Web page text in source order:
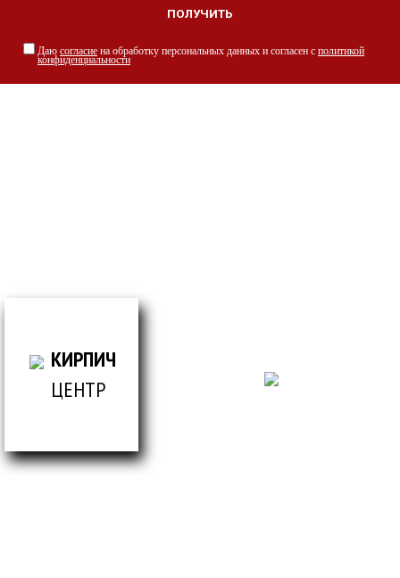
Даю согласие на обработку персональных данных и согласен с политикой
конфиденциальности
КИРПИЧ
ЦЕНТР